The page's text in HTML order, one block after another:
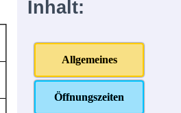
Inhalt:
Allgemeines
Öffnungszeiten